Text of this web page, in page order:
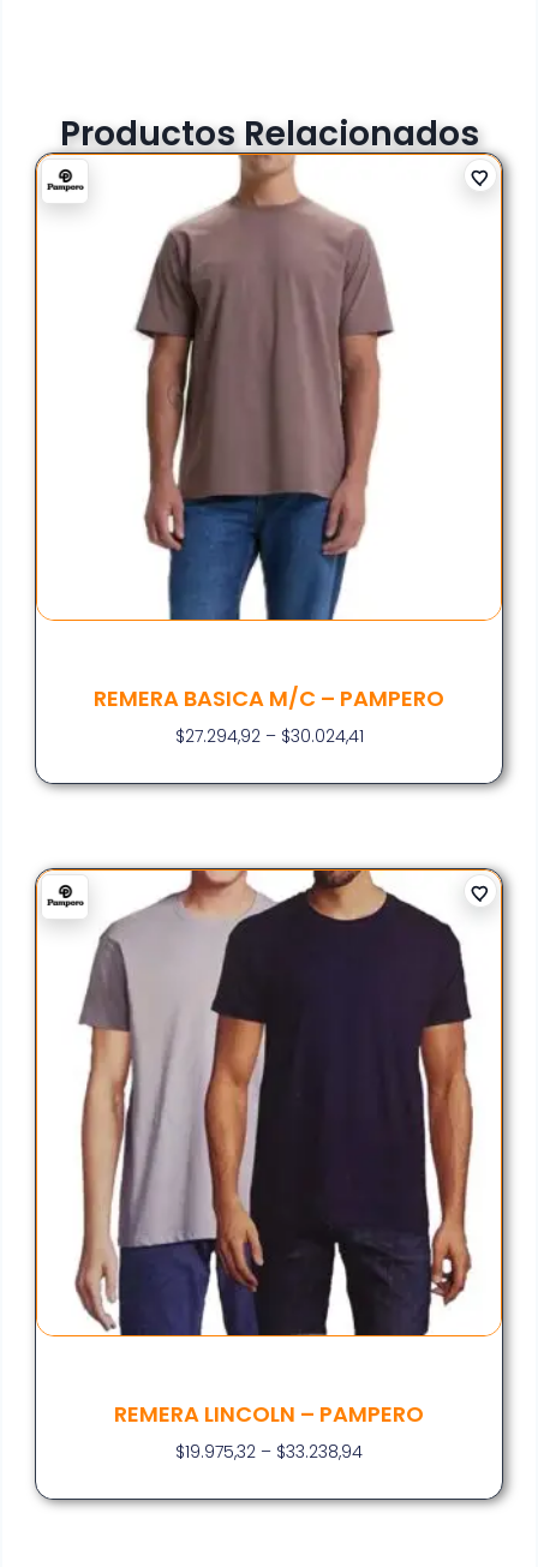
Productos Relacionados
REMERA BASICA M/C – PAMPERO
$27.294,92 – $30.024,41
REMERA LINCOLN – PAMPERO
$19.975,32 – $33.238,94